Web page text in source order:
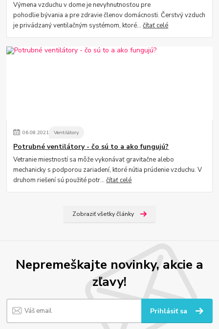
Výmena vzduchu v dome je nevyhnutnosťou pre
pohodlie bývania a pre zdravie členov domácnosti. Čerstvý vzduch
je privádzaný ventilačným systémom, ktoré...čítať celé
06.08.2021 Ventilátory
Potrubné ventilátory - čo sú to a ako fungujú?
Vetranie miestností sa môže vykonávať gravitačne alebo
mechanicky s podporou zariadení, ktoré nútia prúdenie vzduchu. V
druhom riešení sú použité potr...čítať celé
Zobraziť všetky články
Nepremeškajte novinky, akcie a
zľavy!
Prihlásiť sa